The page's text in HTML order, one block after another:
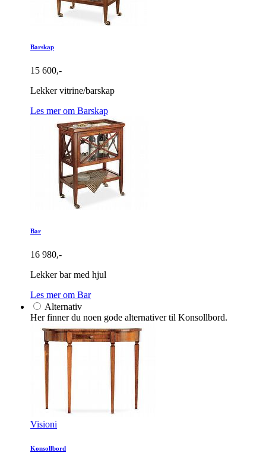
Barskap
15 600,-
Lekker vitrine/barskap
Les mer om Barskap
Bar
16 980,-
Lekker bar med hjul
Les mer om Bar
Alternativ
Her finner du noen gode alternativer til Konsollbord.
Visioni
Konsollbord